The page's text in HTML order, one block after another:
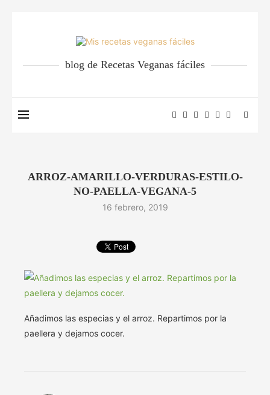
blog de Recetas Veganas fáciles
ARROZ-AMARILLO-VERDURAS-ESTILO-
NO-PAELLA-VEGANA-5
16 febrero, 2019
Añadimos las especias y el arroz. Repartimos por la
paellera y dejamos cocer.